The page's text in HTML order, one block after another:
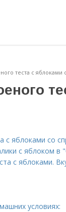
теста с яблоками
с яблоками со
с яблоком в
с яблоками.
условиях: